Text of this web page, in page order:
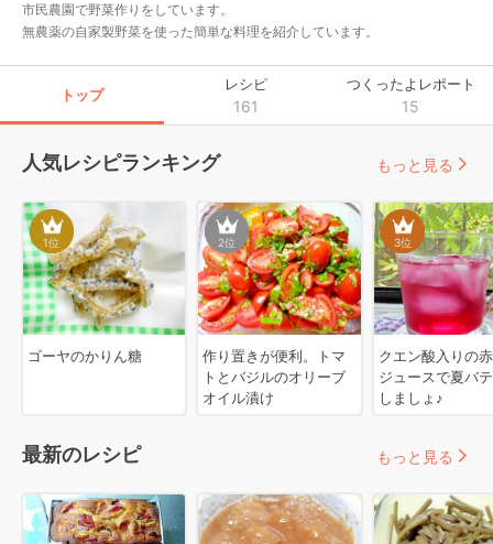
市民農園で野菜作りをしています。
無農薬の自家製野菜を使った簡単な料理を紹介しています。
トップ
レシピ
161
つくったよレポート
15
人気レシピランキング
1位
ゴーヤのかりん糖
2位
作り置きが便利。トマ
トとバジルのオリーブ
オイル漬け
3位
クエン酸入りの
ジュースで夏バ
しましょ♪
もっと見る
最新のレシピ もっと見る